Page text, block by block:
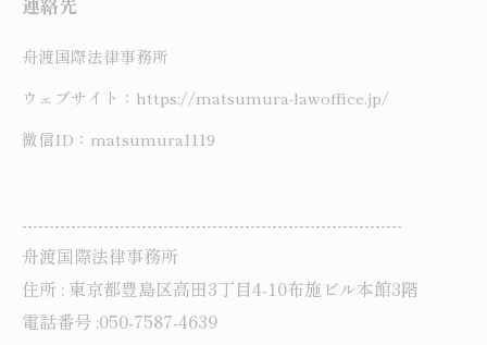
舟渡国際法律事務所
ウェブサイト：https://matsumura-lawoffice.jp/
微信ID：matsumura1119
----------------------------------------------------------------------
舟渡国際法律事務所
住所 : 東京都豊島区高田3丁目4-10布施ビル本館3階
電話番号 :050-7587-4639